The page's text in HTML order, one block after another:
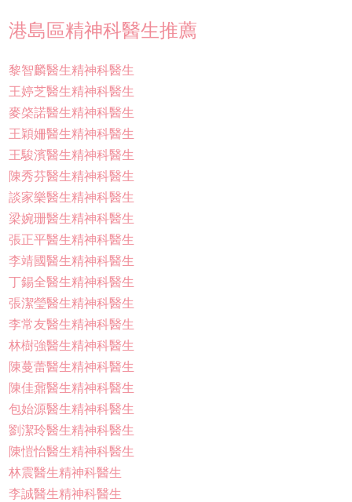
港島區精神科醫生推薦
黎智麟醫生精神科醫生
王婷芝醫生精神科醫生
麥棨諾醫生精神科醫生
王穎姍醫生精神科醫生
王駿濱醫生精神科醫生
陳秀芬醫生精神科醫生
談家樂醫生精神科醫生
梁婉珊醫生精神科醫生
張正平醫生精神科醫生
李靖國醫生精神科醫生
丁錫全醫生精神科醫生
張潔瑩醫生精神科醫生
李常友醫生精神科醫生
林樹強醫生精神科醫生
陳蔓蕾醫生精神科醫生
陳佳鼐醫生精神科醫生
包始源醫生精神科醫生
劉潔玲醫生精神科醫生
陳愷怡醫生精神科醫生
林震醫生精神科醫生
李誠醫生精神科醫生